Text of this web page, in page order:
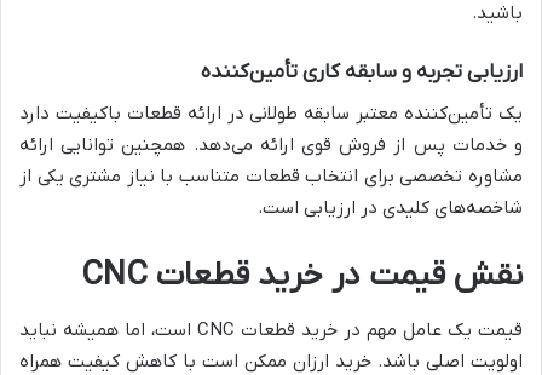
باشید.
ارزیابی تجربه و سابقه کاری تأمین‌کننده
یک تأمین‌کننده معتبر سابقه طولانی در ارائه قطعات باکیفیت دارد
و خدمات پس از فروش قوی ارائه می‌دهد. همچنین توانایی ارائه
مشاوره تخصصی برای انتخاب قطعات متناسب با نیاز مشتری یکی از
شاخصه‌های کلیدی در ارزیابی است.
نقش قیمت در خرید قطعات CNC
قیمت یک عامل مهم در خرید قطعات CNC است، اما همیشه نباید
اولویت اصلی باشد. خرید ارزان ممکن است با کاهش کیفیت همراه